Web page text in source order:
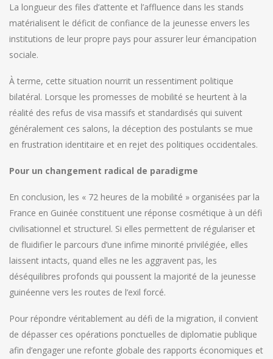
La longueur des files d’attente et l’affluence dans les stands
matérialisent le déficit de confiance de la jeunesse envers les
institutions de leur propre pays pour assurer leur émancipation
sociale.
À terme, cette situation nourrit un ressentiment politique
bilatéral. Lorsque les promesses de mobilité se heurtent à la
réalité des refus de visa massifs et standardisés qui suivent
généralement ces salons, la déception des postulants se mue
en frustration identitaire et en rejet des politiques occidentales.
Pour un changement radical de paradigme
En conclusion, les « 72 heures de la mobilité » organisées par la
France en Guinée constituent une réponse cosmétique à un défi
civilisationnel et structurel. Si elles permettent de régulariser et
de fluidifier le parcours d’une infime minorité privilégiée, elles
laissent intacts, quand elles ne les aggravent pas, les
déséquilibres profonds qui poussent la majorité de la jeunesse
guinéenne vers les routes de l’exil forcé.
Pour répondre véritablement au défi de la migration, il convient
de dépasser ces opérations ponctuelles de diplomatie publique
afin d’engager une refonte globale des rapports économiques et